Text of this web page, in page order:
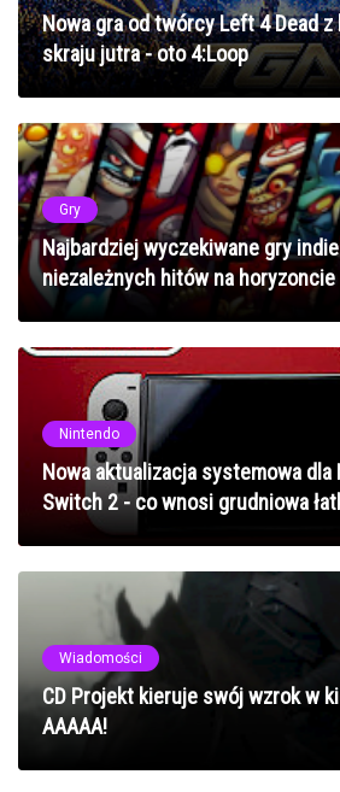
Nowa gra od twórcy Left 4 Dead z
skraju jutra - oto 4:Loop
Gry
Najbardziej wyczekiwane gry
niezależnych hitów na horyzoncie
Nintendo
Nowa aktualizacja systemowa
Switch 2 - co wnosi grudniowa
Wiadomości
CD Projekt kieruje swój wzrok w
AAAAA!